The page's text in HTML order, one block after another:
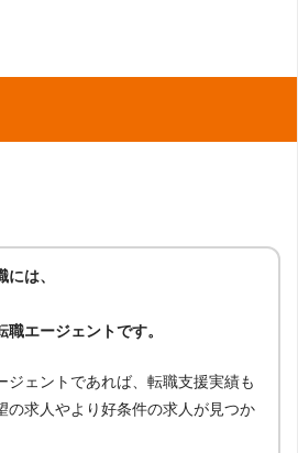
は、
エージェントです。
ジェントであれば、転職支援実績も
の求人やより好条件の求人が見つか